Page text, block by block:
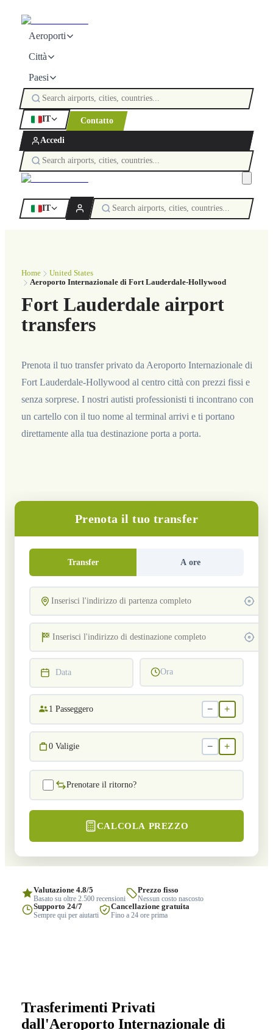
Aeroporti
Città
Paesi
IT Contatto
Accedi
IT
Home
United States
Aeroporto Internazionale di Fort Lauderdale-Hollywood
Fort Lauderdale airport
transfers
Prenota il tuo transfer privato da Aeroporto Internazionale di
Fort Lauderdale-Hollywood al centro città con prezzi fissi e
senza sorprese. I nostri autisti professionisti ti incontrano con
un cartello con il tuo nome al terminal arrivi e ti portano
direttamente alla tua destinazione porta a porta.
Prenota il tuo transfer
Transfer A ore
Data Ora
1 Passeggero − +
0 Valigie − +
Prenotare il ritorno?
CALCOLA PREZZO
Valutazione 4.8/5
Basato su oltre 2.500 recensioni
Prezzo fisso
Nessun costo nascosto
Supporto 24/7
Sempre qui per aiutarti
Cancellazione gratuita
Fino a 24 ore prima
Trasferimenti Privati
dall'Aeroporto Internazionale di